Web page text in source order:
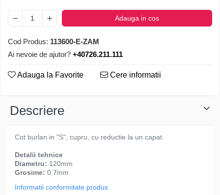
Adauga in cos
Cod Produs: 113600-E-ZAM
Ai nevoie de ajutor? +40726.211.111
Adauga la Favorite Cere informatii
Descriere
Cot burlan in "S", cupru, cu reductie la un capat.
Detalii tehnice
Diametru: 120mm
Grosime: 0.7mm
Informatii conformitate produs